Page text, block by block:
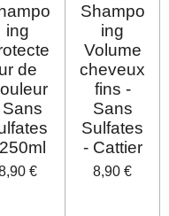
ing
ur de
Sans
€
Shampo
ing
Volume
cheveux
fins -
Sans
Sulfates
- Cattier
8,90 €